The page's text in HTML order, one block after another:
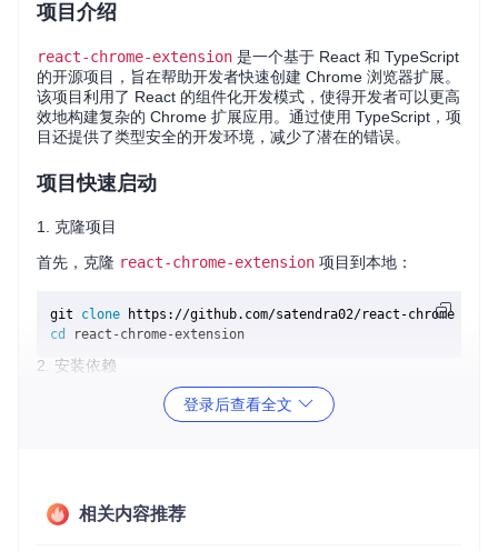
项目介绍
react-chrome-extension 是一个基于 React 和 TypeScript
的开源项目，旨在帮助开发者快速创建 Chrome 浏览器扩展。
该项目利用了 React 的组件化开发模式，使得开发者可以更高
效地构建复杂的 Chrome 扩展应用。通过使用 TypeScript，项
目还提供了类型安全的开发环境，减少了潜在的错误。
项目快速启动
1. 克隆项目
首先，克隆 react-chrome-extension 项目到本地：
git clone
cd
2. 安装依赖
进入项目目录后，安装所需的依赖包：
使用以下命令启动开发服务器：
登录后查看全文
相关内容推荐